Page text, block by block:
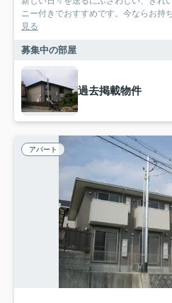
ニー付きでおすすめです。今ならお持
見る
募集中の部屋
過去掲載物件
アパート